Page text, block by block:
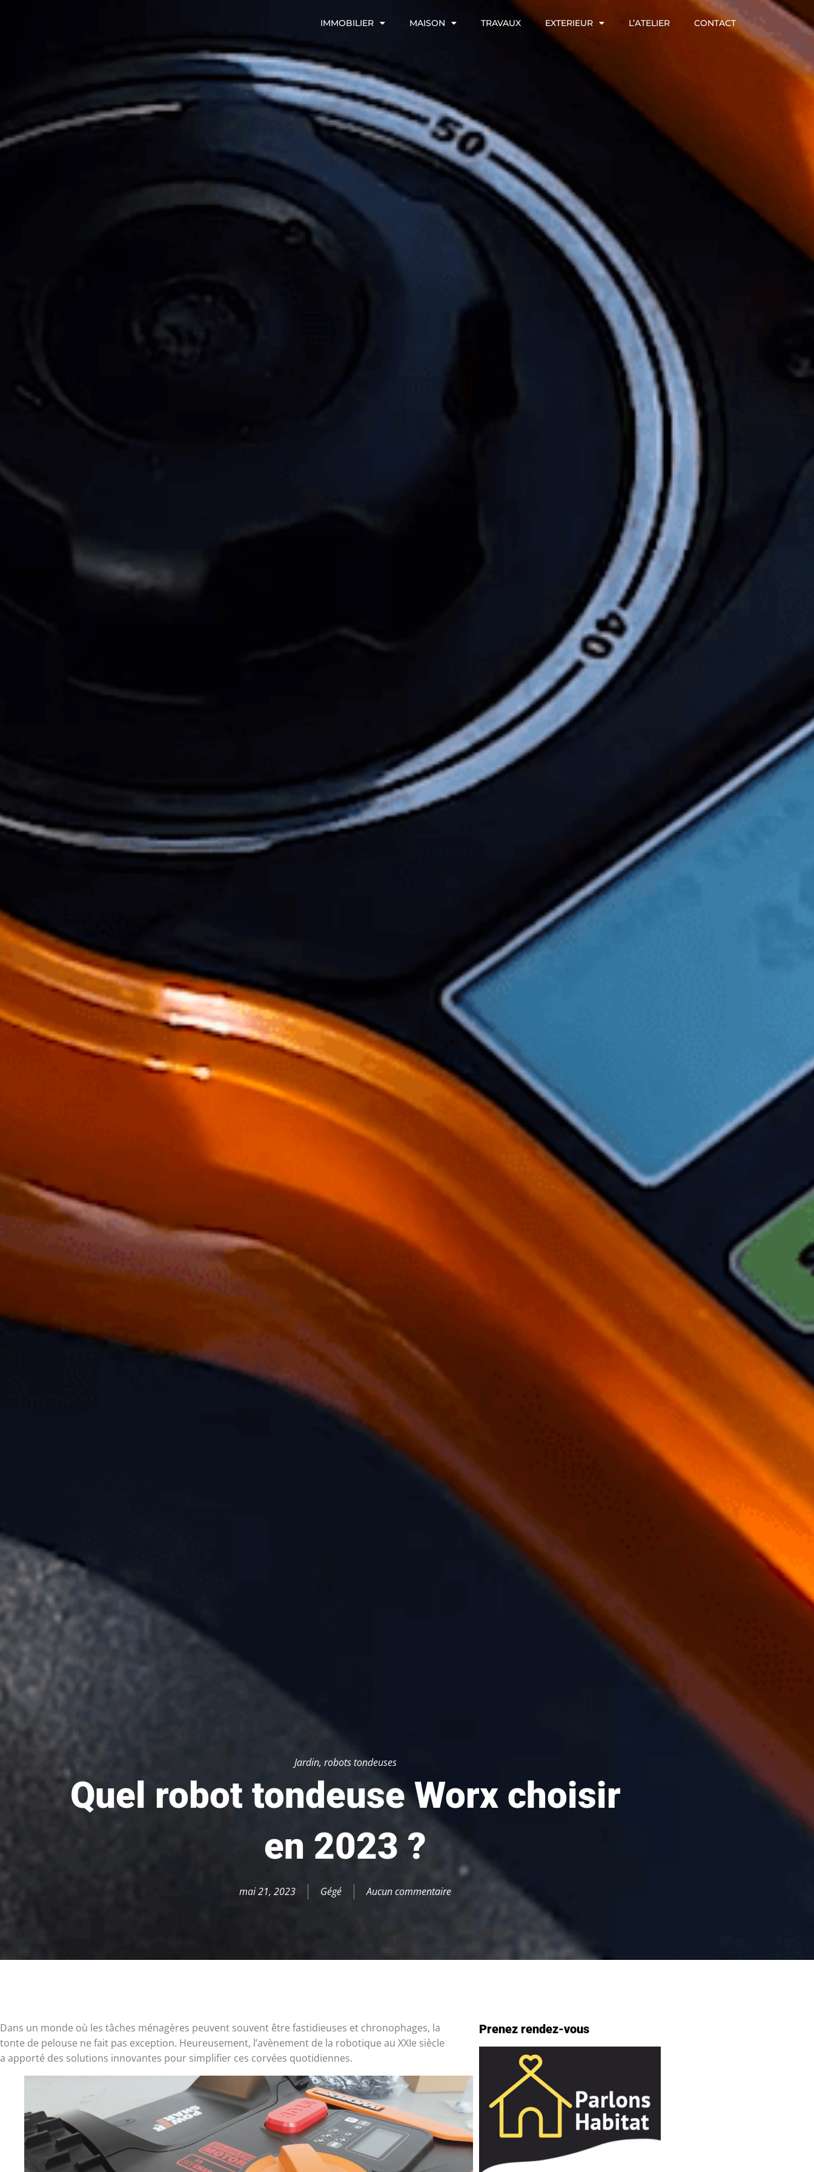
IMMOBILIER MAISON TRAVAUX EXTERIEUR L’ATELIER CONTACT
Jardin, robots tondeuses
Quel robot tondeuse Worx choisir
en 2023 ?
mai 21, 2023 Gégé Aucun commentaire
Dans un monde où les tâches ménagères peuvent souvent être fastidieuses et chronophages, la
tonte de pelouse ne fait pas exception. Heureusement, l’avènement de la robotique au XXIe siècle
a apporté des solutions innovantes pour simplifier ces corvées quotidiennes.
Prenez rendez-vous